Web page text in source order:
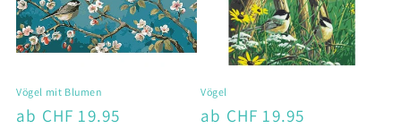
Vögel mit Blumen
Normaler
ab CHF 19.95
Vögel
Normaler
ab CHF 19.95